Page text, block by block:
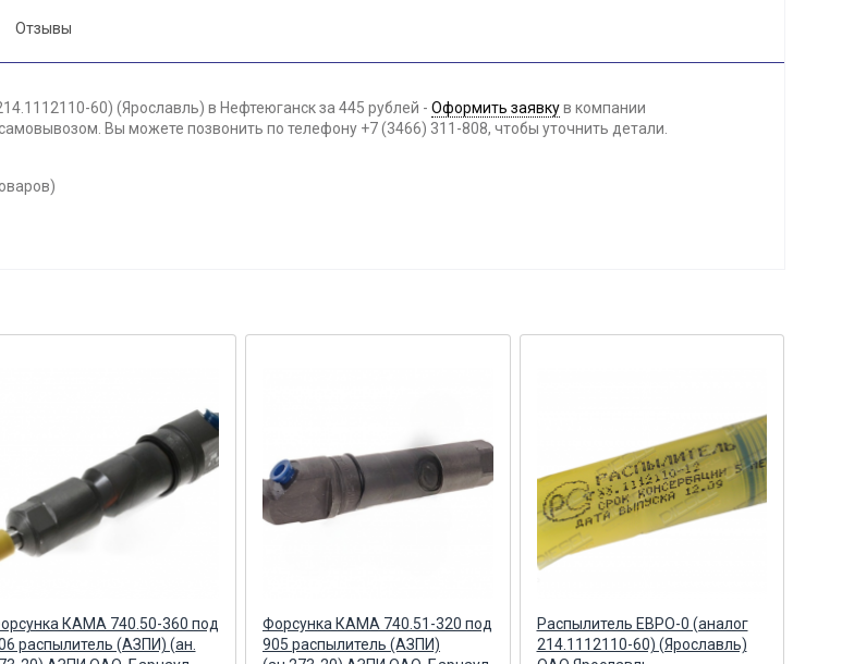
Отзывы
60) (Ярославль) в Нефтеюганск за 445 рублей - Оформить заявкув компании
Вы можете позвонить по телефону +7 (3466) 311-808, чтобы уточнить детали.
КАМА 740.50-360 под
распылитель (АЗПИ) (ан.
Форсунка КАМА 740.51-320 под
905 распылитель (АЗПИ)
Распылитель ЕВРО-0 (аналог
214.1112110-60) (Ярославль)